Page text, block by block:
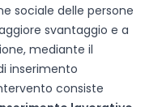
sociale delle persone
svantaggio e a
mediante il
inserimento
consiste